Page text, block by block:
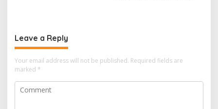
Leave a Reply
Your email address will not be published. Required fields are
marked *